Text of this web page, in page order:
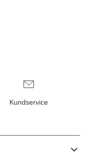
Kundservice